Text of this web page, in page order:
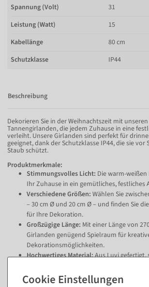
Spannung (Volt)
31
Leistung (Watt)
15
Kabellänge
80 cm
Schutzklasse
IP44
Beschreibung
Dekorieren Sie in der Weihnachtszeit mit
Tannengirlanden, die jedem Zuhause in eine
verleiht. Unsere Girlanden sind perfekt für
geeignet, dank der Schutzklasse IP44, die sie vor
Staub schützt.
Produktmerkmale:
Stimmungsvolles Licht: Die warm-
Ihr Zuhause in ein gemütliches, festliches
Verschiedene Größen: Wählen Sie
– 30 cm Ø und 20 cm Ø – und finden Sie
für Ihre Dekoration.
Großzügige Länge: Mit einer Länge von
Girlanden genügend Spielraum für
Dekorationsmöglichkeiten.
Hochwertiges Material:Aus Luvi gefertigt,
auch langlebig und pflegeleicht.